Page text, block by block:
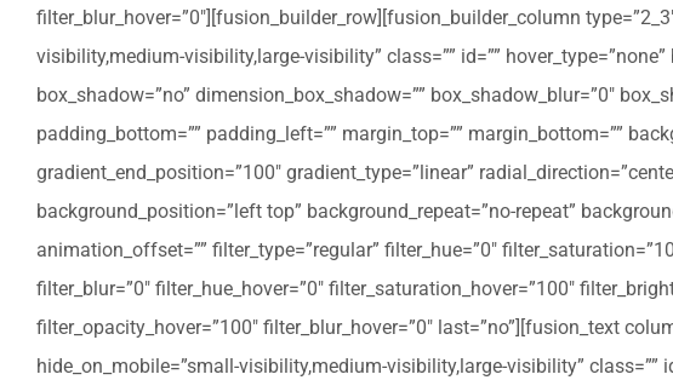
filter_blur_hover=”0″][fusion_builder_row][fusion_builder_column
visibility,medium-visibility,large-visibility” class=”” id=””
box_shadow=”no” dimension_box_shadow=”” box_shadow_blur=”0″
padding_bottom=”” padding_left=”” margin_top=”” margin_bottom=””
gradient_end_position=”100″ gradient_type=”linear”
background_position=”left top” background_repeat=”no-repeat”
animation_offset=”” filter_type=”regular” filter_hue=”0″
filter_blur=”0″ filter_hue_hover=”0″ filter_saturation_hover=”100″
filter_opacity_hover=”100″ filter_blur_hover=”0″ last=”no”][fusion_text
hide_on_mobile=”small-visibility,medium-visibility,large-visibility” class=””